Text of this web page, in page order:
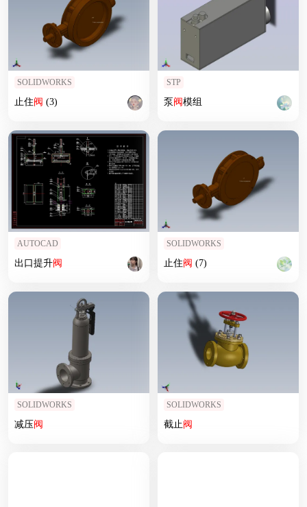
SOLIDWORKS
止住阀 (3)
STP
泵阀模组
AUTOCAD
出口提升阀
SOLIDWORKS
止住阀 (7)
SOLIDWORKS
减压阀
SOLIDWORKS
截止阀